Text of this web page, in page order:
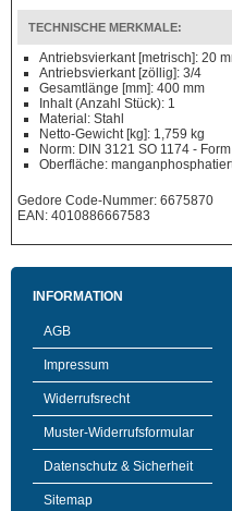
TECHNISCHE MERKMALE:
Antriebsvierkant [metrisch]: 20
Antriebsvierkant [zöllig]: 3/4
Gesamtlänge [mm]: 400 mm
Inhalt (Anzahl Stück): 1
Material: Stahl
Netto-Gewicht [kg]: 1,759 kg
Norm: DIN 3121 SO 1174 -
Oberfläche:
Gedore Code-Nummer: 6675870
EAN: 4010886667583
INFORMATION
AGB
Impressum
Widerrufsrecht
Muster-Widerrufsformular
Datenschutz & Sicherheit
Sitemap